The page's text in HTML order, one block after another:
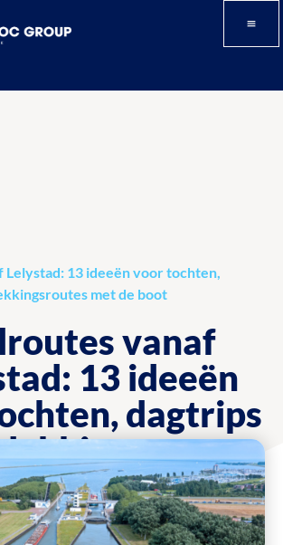
13 ideeën voor tochten,
met de boot
vanaf
13 ideeën
dagtrips
de boot